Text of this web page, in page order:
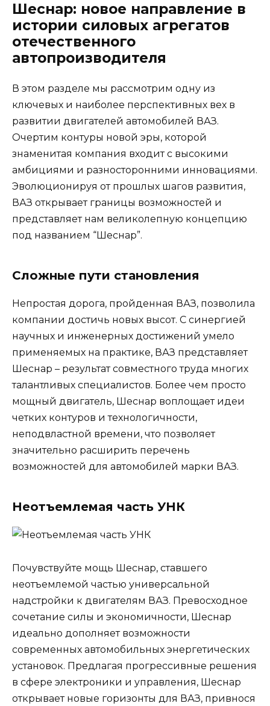
Шеснар: новое направление в
истории силовых агрегатов
отечественного
автопроизводителя
В этом разделе мы рассмотрим одну из
ключевых и наиболее перспективных вех в
развитии двигателей автомобилей ВАЗ.
Очертим контуры новой эры, которой
знаменитая компания входит с высокими
амбициями и разносторонними инновациями.
Эволюционируя от прошлых шагов развития,
ВАЗ открывает границы возможностей и
представляет нам великолепную концепцию
под названием “Шеснар”.
Сложные пути становления
Непростая дорога, пройденная ВАЗ, позволила
компании достичь новых высот. С синергией
научных и инженерных достижений умело
применяемых на практике, ВАЗ представляет
Шеснар – результат совместного труда многих
талантливых специалистов. Более чем просто
мощный двигатель, Шеснар воплощает идеи
четких контуров и технологичности,
неподвластной времени, что позволяет
значительно расширить перечень
возможностей для автомобилей марки ВАЗ.
Неотъемлемая часть УНК
Почувствуйте мощь Шеснар, ставшего
неотъемлемой частью универсальной
надстройки к двигателям ВАЗ. Превосходное
сочетание силы и экономичности, Шеснар
идеально дополняет возможности
современных автомобильных энергетических
установок. Предлагая прогрессивные решения
в сфере электроники и управления, Шеснар
открывает новые горизонты для ВАЗ, привнося